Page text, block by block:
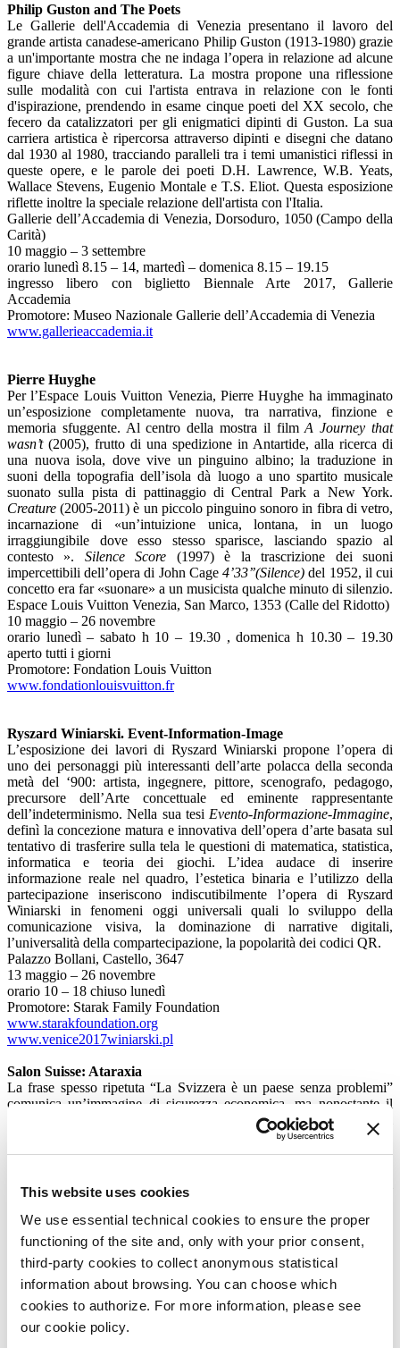
This website uses cookies
We use essential technical cookies to ensure the proper
functioning of the site and, only with your prior consent,
third-party cookies to collect anonymous statistical
information about browsing. You can choose which
cookies to authorize. For more information, please see
our cookie policy.
Philip Guston and The Poets
Le Gallerie dell'Accademia di Venezia presentano il lavoro del
grande artista canadese-americano Philip Guston (1913-1980) grazie
a un'importante mostra che ne indaga l’opera in relazione ad alcune
figure chiave della letteratura. La mostra propone una riflessione
sulle modalità con cui l'artista entrava in relazione con le fonti
d'ispirazione, prendendo in esame cinque poeti del XX secolo, che
fecero da catalizzatori per gli enigmatici dipinti di Guston. La sua
carriera artistica è ripercorsa attraverso dipinti e disegni che datano
dal 1930 al 1980, tracciando paralleli tra i temi umanistici riflessi in
queste opere, e le parole dei poeti D.H. Lawrence, W.B. Yeats,
Wallace Stevens, Eugenio Montale e T.S. Eliot. Questa esposizione
riflette inoltre la speciale relazione dell'artista con l'Italia.
Gallerie dell’Accademia di Venezia, Dorsoduro, 1050 (Campo della
Carità)
10 maggio – 3 settembre
orario lunedì 8.15 – 14, martedì – domenica 8.15 – 19.15
ingresso libero con biglietto Biennale Arte 2017, Gallerie
Accademia
Promotore: Museo Nazionale Gallerie dell’Accademia di Venezia
www.gallerieaccademia.it
Pierre Huyghe
Per l’Espace Louis Vuitton Venezia, Pierre Huyghe ha immaginato
un’esposizione completamente nuova, tra narrativa, finzione e
memoria sfuggente. Al centro della mostra il filmA Journey that
wasn’t(2005), frutto di una spedizione in Antartide, alla ricerca di
una nuova isola, dove vive un pinguino albino; la traduzione in
suoni della topografia dell’isola dà luogo a uno spartito musicale
suonato sulla pista di pattinaggio di Central Park a New York.
Creature (2005-2011) è un piccolo pinguino sonoro in fibra di vetro,
incarnazione di «un’intuizione unica, lontana, in un luogo
irraggiungibile dove esso stesso sparisce, lasciando spazio al
contesto ». Silence Score (1997) è la trascrizione dei suoni
impercettibili dell’opera di John Cage4’33’’(Silence) del 1952, il cui
concetto era far «suonare» a un musicista qualche minuto di silenzio.
Espace Louis Vuitton Venezia, San Marco, 1353 (Calle del Ridotto)
10 maggio – 26 novembre
orario lunedì – sabato h 10 – 19.30 , domenica h 10.30 – 19.30
aperto tutti i giorni
Promotore: Fondation Louis Vuitton
www.fondationlouisvuitton.fr
Ryszard Winiarski. Event-Information-Image
L’esposizione dei lavori di Ryszard Winiarski propone l’opera di
uno dei personaggi più interessanti dell’arte polacca della seconda
metà del ‘900: artista, ingegnere, pittore, scenografo, pedagogo,
precursore dell’Arte concettuale ed eminente rappresentante
dell’indeterminismo. Nella sua tesi Evento-Informazione-Immagine,
definì la concezione matura e innovativa dell’opera d’arte basata sul
tentativo di trasferire sulla tela le questioni di matematica, statistica,
informatica e teoria dei giochi. L’idea audace di inserire
informazione reale nel quadro, l’estetica binaria e l’utilizzo della
partecipazione inseriscono indiscutibilmente l’opera di Ryszard
Winiarski in fenomeni oggi universali quali lo sviluppo della
comunicazione visiva, la dominazione di narrative digitali,
l’universalità della compartecipazione, la popolarità dei codici QR.
Palazzo Bollani, Castello, 3647
13 maggio – 26 novembre
orario 10 – 18 chiuso lunedì
Promotore: Starak Family Foundation
www.starakfoundation.org
www.venice2017winiarski.pl
Salon Suisse: Ataraxia
La frase spesso ripetuta “La Svizzera è un paese senza problemi”
comunica un’immagine di sicurezza economica, ma nonostante il
suo capitale culturale la Svizzera è quasi sempre riuscita a evitare il
confronto sul tema delle sue storie moderniste e coloniali. La
cosiddetta “neutralità” svizzera nell’attuale panorama economico,
post-coloniale – è cruciale per comprendere il fondamento logico del
Salon Suisse di quest’anno. Una serie di strumenti quali ad esempio
il termine “mitologizzazione” di Roland Barthes (Mythologies
1957) servirà per scardinare le narrative politiche della Svizzera,
tropi che infondono uno status quasi mitologico.Ataraxiasi propone
di spronarci all’azione attraverso forme animate di riflessione,
esperienza e risposta collettive.
Palazzo Trevisan degli Ulivi, Dorsoduro, 810 (Campo Sant’
Agnese)
11 maggio; 31 agosto – 2 settembre; 19 – 21 ottobre; 23 – 25